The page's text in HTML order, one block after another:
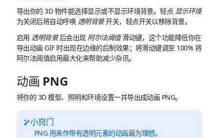
导出你的 3D 物件能选择显示或不显示环境背景。轻点 显示环境
为关闭后将自动呼唤 透明背景开关，轻点开关以移除背景。
启用 透明背景后会出现 阿尔法阈值滑动键，这个功能降低你在
导出动画 GIF 时出现在边缘的后制效果；将滑动键调至 100% 将
阿尔法阈值启用最大化来帮助减少杂讯。
动画 PNG
将你的 3D 模型、照明和环境设置一并导出成动画 PNG。
小窍门
PNG 用来作带有透明元素的动画最为理想。